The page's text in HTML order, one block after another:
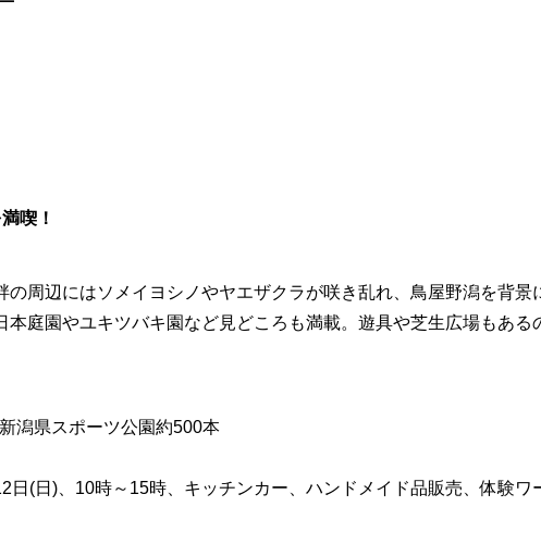
満喫！
周辺にはソメイヨシノやヤエザクラが咲き乱れ、鳥屋野潟を背景
庭園やユキツバキ園など見どころも満載。遊具や芝生広場もある
潟県スポーツ公園約500本
日(日)、10時～15時、キッチンカー、ハンドメイド品販売、体験ワ